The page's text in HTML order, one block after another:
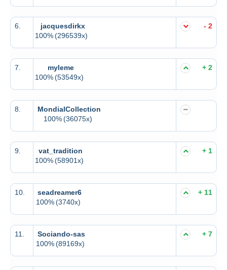
6.
jacquesdirkx
100%(296539x)
- 2
7.
myleme
100%(53549x)
+ 2
8.
MondialCollection
100%(36075x)
9.
vat_tradition
100%(58901x)
+ 1
10.
seadreamer6
100%(3740x)
+ 11
11.
Sociando-sas
100% (89169x)
+ 7